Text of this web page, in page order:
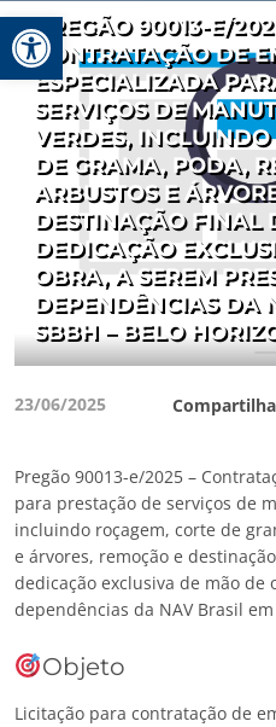
Barra de
PREGÃO 90013-E/
CONTRATAÇÃO DE
ESPECIALIZADA
SERVIÇOS DE
VERDES,
DE GRAMA, PODA,
ARBUSTOS E
DESTINAÇÃO FINAL
DEDICAÇÃO
OBRA, A SEREM
DEPENDÊNCIAS DA
SBBH – BELO
23/06/2025
Pregão 90013-e/2025 –
para prestação de serviços de
incluindo roçagem, corte de
e árvores, remoção e
dedicação exclusiva de mão de
dependências da NAV Brasil
Objeto
Licitação para contratação de